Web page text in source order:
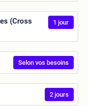
(Cross
1 jour
Selon vos besoins
2 jours